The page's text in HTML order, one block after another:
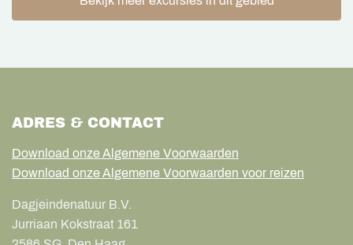
ADRES & CONTACT
Download onze Algemene Voorwaarden
Download onze Algemene Voorwaarden voor reizen
Dagjeindenatuur B.V.
Jurriaan Kokstraat 161